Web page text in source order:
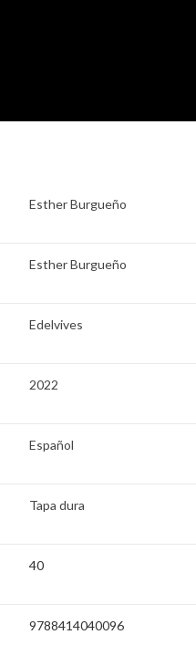
Esther Burgueño
Esther Burgueño
Edelvives
2022
Español
Tapa dura
40
9788414040096